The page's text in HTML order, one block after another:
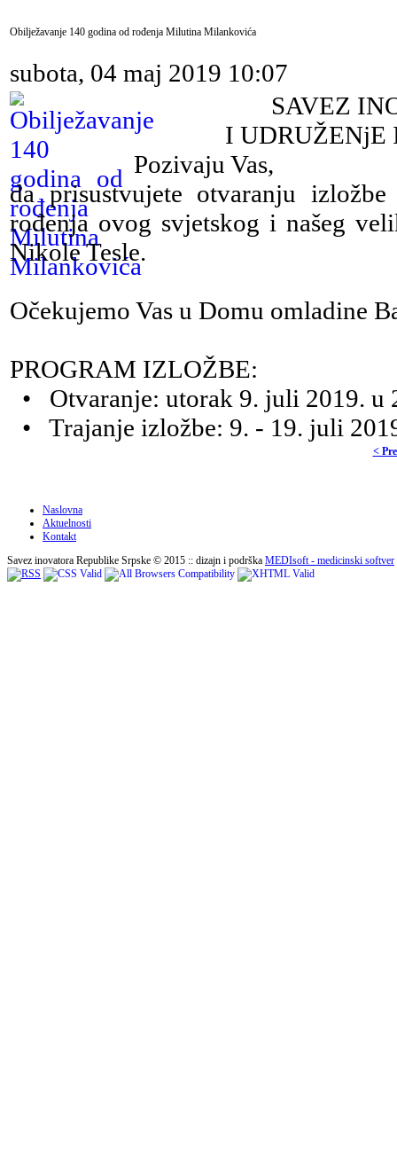
Obilježavanje 140 godina od rođenja Milutina Milankovića
subota, 04 maj 2019 10:07
SAVEZ
I UDRUŽENjE
Pozivaju Vas,
da prisustvujete otvaranju
rođenja ovog svjetskog i našeg
Nikole Tesle.
Očekujemo Vas u Domu omladine
PROGRAM IZLOŽBE:
• Otvaranje: utorak 9. juli 2019. u
• Trajanje izložbe: 9. - 19. juli
<
Naslovna
Aktuelnosti
Kontakt
Savez inovatora Republike Srpske © 2015 :: dizajn i podrška MEDIsoft - medicinski softver